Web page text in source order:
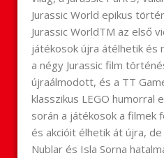
Jurassic World epikus
Jurassic WorldTM az első
játékosok újra átélhetik és
a négy Jurassic film
újraálmodott, és a TT
klasszikus LEGO humorral
során a játékosok a
és akcióit élhetik át újra,
Nublar és Isla Sorna